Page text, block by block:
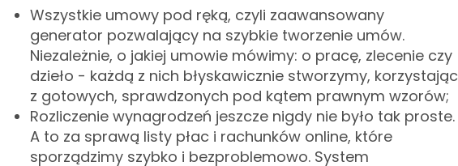
Wszystkie umowy pod ręką, czyli zaawansowany
generator pozwalający na szybkie tworzenie umów.
Niezależnie, o jakiej umowie mówimy: o pracę, zlecenie czy
dzieło - każdą z nich błyskawicznie stworzymy, korzystając
z gotowych, sprawdzonych pod kątem prawnym wzorów;
Rozliczenie wynagrodzeń jeszcze nigdy nie było tak proste.
A to za sprawą listy płac i rachunków online, które
sporządzimy szybko i bezproblemowo. System